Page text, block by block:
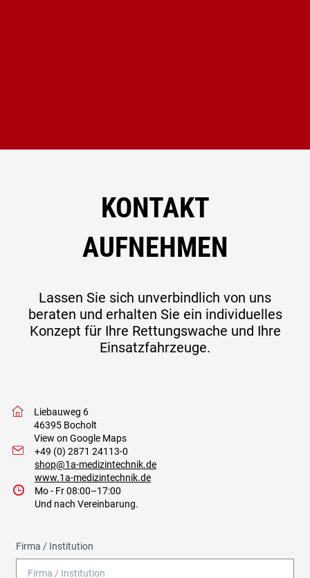
KONTAKT
AUFNEHMEN
Lassen Sie sich unverbindlich von uns
beraten und erhalten Sie ein individuelles
Konzept für Ihre Rettungswache und Ihre
Einsatzfahrzeuge.
w
Liebauweg 6
46395 Bocholt
View on Google Maps
I
+49 (0) 2871 24113-0
shop@1a-medizintechnik.de
www.1a-medizintechnik.de
9
Mo - Fr 08:00–17:00
Und nach Vereinbarung.
Firma / Institution